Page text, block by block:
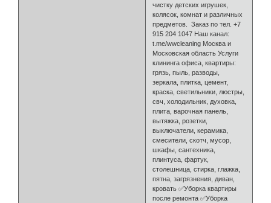
чистку детских игрушек,
колясок, комнат и различных
предметов. Заказ по тел. +7
915 204 1047 Наш канал:
t.me/wwcleaning Москва и
Московская область Услуги
клининга офиса, квартиры:
грязь, пыль, разводы,
зеркала, плитка, цемент,
краска, светильники, люстры,
свч, холодильник, духовка,
плита, варочная панель,
вытяжка, розетки,
выключатели, керамика,
смесители, скотч, мусор,
шкафы, сантехника,
плинтуса, фартук,
столешница, стирка, глажка,
пятна, загрязнения, диван,
кровать ✅Уборка квартиры
после ремонта ✅Уборка